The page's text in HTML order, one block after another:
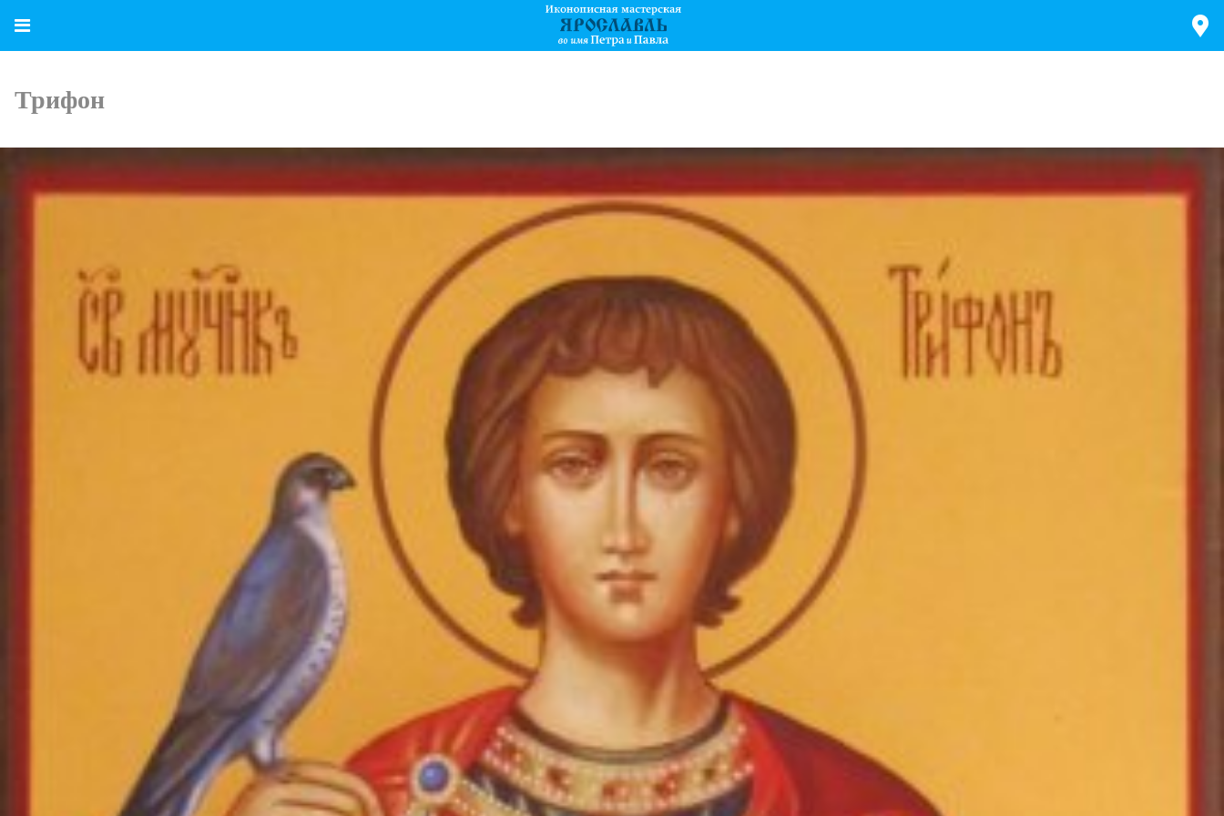
Трифон